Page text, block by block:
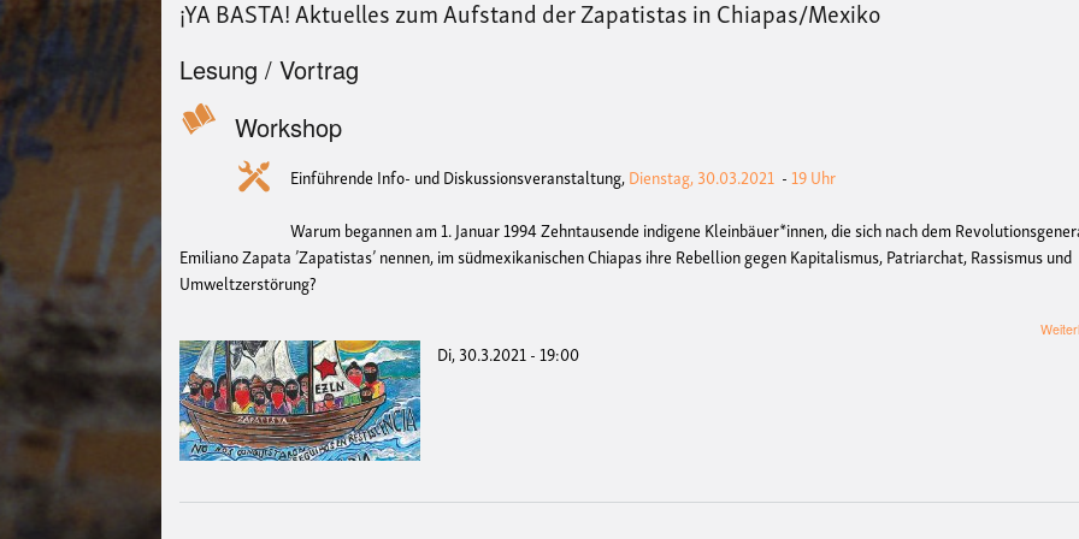
¡YA BASTA! Aktuelles zum Aufstand der Zapatistas in Chiapas/Mexiko
Lesung / Vortrag
Workshop
Einführende Info- und Diskussionsveranstaltung,Dienstag, 30.03.2021 -19 Uhr
Warum begannen am 1. Januar 1994 Zehntausende indigene Kleinbäuer*innen, die sich nach dem
Emiliano Zapata ’Zapatistas’ nennen, im südmexikanischen Chiapas ihre Rebellion gegen Kapitalismus, Patriarchat, Rassismus und
Umweltzerstörung?
Di, 30.3.2021 - 19:00